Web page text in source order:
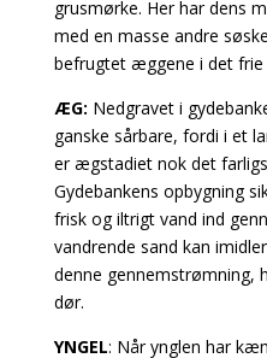
grusmørke. Her har dens
med en masse andre
befrugtet æggene i det frie
ÆG: Nedgravet i
ganske sårbare, fordi i et
er ægstadiet nok det
Gydebankens opbygning
frisk og iltrigt vand ind
vandrende sand kan
denne
dør.
YNGEL: Når ynglen har